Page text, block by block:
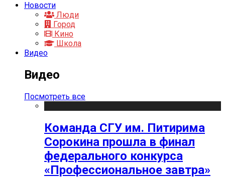
Новости
Люди
Город
Кино
Школа
Видео
Видео
Посмотреть все
Команда СГУ им. Питирима
Сорокина прошла в финал
федерального конкурса
«Профессиональное завтра»